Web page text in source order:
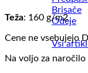
Brisače
Odeje
Vsi
Teža: 160 g/m2
Cene ne vsebujejo
Na voljo za naročilo